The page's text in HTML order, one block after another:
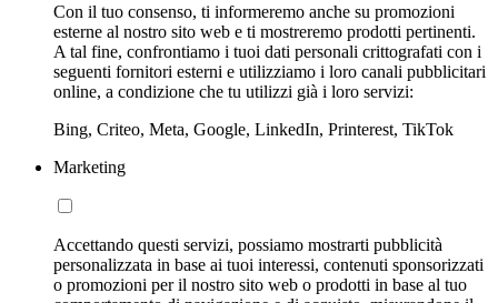
Con il tuo consenso, ti informeremo anche su promozioni
esterne al nostro sito web e ti mostreremo prodotti pertinenti.
A tal fine, confrontiamo i tuoi dati personali crittografati con i
seguenti fornitori esterni e utilizziamo i loro canali pubblicitari
online, a condizione che tu utilizzi già i loro servizi:
Bing, Criteo, Meta, Google, LinkedIn, Printerest, TikTok
Marketing
Accettando questi servizi, possiamo mostrarti pubblicità
personalizzata in base ai tuoi interessi, contenuti sponsorizzati
o promozioni per il nostro sito web o prodotti in base al tuo